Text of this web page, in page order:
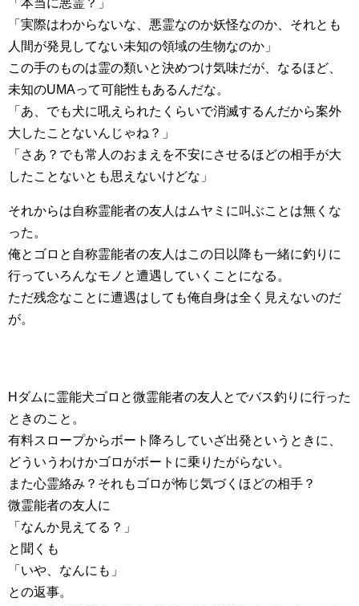
「本当に悪霊？」
「実際はわからないな、悪霊なのか妖怪なのか、それとも
人間が発見してない未知の領域の生物なのか」
この手のものは霊の類いと決めつけ気味だが、なるほど、
未知のUMAって可能性もあるんだな。
「あ、でも犬に吼えられたくらいで消滅するんだから案外
大したことないんじゃね？」
「さあ？でも常人のおまえを不安にさせるほどの相手が大
したことないとも思えないけどな」
それからは自称霊能者の友人はムヤミに叫ぶことは無くな
った。
俺とゴロと自称霊能者の友人はこの日以降も一緒に釣りに
行っていろんなモノと遭遇していくことになる。
ただ残念なことに遭遇はしても俺自身は全く見えないのだ
が。
Hダムに霊能犬ゴロと微霊能者の友人とでバス釣りに行った
ときのこと。
有料スロープからボート降ろしていざ出発というときに、
どういうわけかゴロがボートに乗りたがらない。
また心霊絡み？それもゴロが怖じ気づくほどの相手？
微霊能者の友人に
「なんか見えてる？」
と聞くも
「いや、なんにも」
との返事。